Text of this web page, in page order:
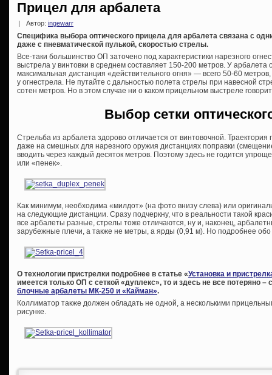
Прицел для арбалета
Автор: ingewarr
Специфика выбора оптического прицела для арбалета связана с
даже с пневматической пулькой, скоростью стрелы.
Все-таки большинство ОП заточено под характеристики нарезного
выстрела у винтовки в среднем составляет 150-200 метров. У арбалета
максимальная дистанция «действительного огня» — всего 50-60
у огнестрела. Не путайте с дальностью полета стрелы при навесной
сотен метров. Но в этом случае ни о каком прицельном выстреле
Выбор сетки
Стрельба из арбалета здорово отличается от винтовочной.
даже на смешных для нарезного оружия дистанциях поправки
вводить через каждый десяток метров. Поэтому здесь не годится
или «пенек».
Как минимум, необходима «милдот» (на фото внизу слева) или
на следующие дистанции. Сразу подчеркну, что в реальности такой
все арбалеты разные, стрелы тоже отличаются, ну и, наконец,
зарубежные плечи, а также не метры, а ярды (0,91 м). Но подробнее обо
О технологии пристрелки подробнее в статье «Установка и
имеется только ОП с сеткой «дуплекс», то и здесь не все потеряно –
блочные арбалеты МК-250 и «Кайман».
Коллиматор также должен обладать не одной, а несколькими
рисунке.